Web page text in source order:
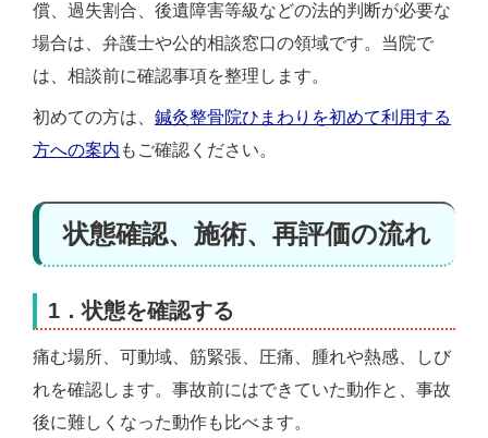
償、過失割合、後遺障害等級などの法的判断が必要な
場合は、弁護士や公的相談窓口の領域です。当院で
は、相談前に確認事項を整理します。
初めての方は、 鍼灸整骨院ひまわりを初めて利用する
方への案内 もご確認ください。
状態確認、施術、再評価の流れ
1．状態を確認する
痛む場所、可動域、筋緊張、圧痛、腫れや熱感、しび
れを確認します。事故前にはできていた動作と、事故
後に難しくなった動作も比べます。